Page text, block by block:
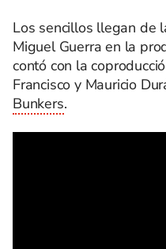
Los sencillos llegan de
Miguel Guerra en la
contó con la
Francisco y Mauricio
Bunkers.